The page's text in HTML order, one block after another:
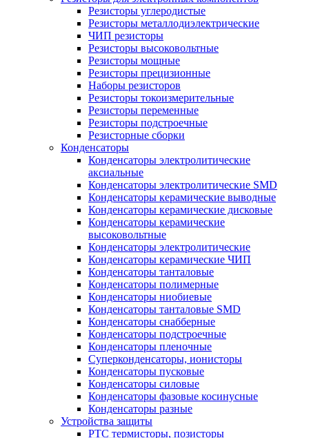
Резисторы углеродистые
Резисторы металлодиэлектрические
ЧИП резисторы
Резисторы высоковольтные
Резисторы мощные
Резисторы прецизионные
Наборы резисторов
Резисторы токоизмерительные
Резисторы переменные
Резисторы подстроечные
Резисторные сборки
Конденсаторы
Конденсаторы электролитические
аксиальные
Конденсаторы электролитические SMD
Конденсаторы керамические выводные
Конденсаторы керамические дисковые
Конденсаторы керамические
высоковольтные
Конденсаторы электролитические
Конденсаторы керамические ЧИП
Конденсаторы танталовые
Конденсаторы полимерные
Конденсаторы ниобиевые
Конденсаторы танталовые SMD
Конденсаторы снабберные
Конденсаторы подстроечные
Конденсаторы пленочные
Суперконденсаторы, ионисторы
Конденсаторы пусковые
Конденсаторы силовые
Конденсаторы фазовые косинусные
Конденсаторы разные
Устройства защиты
PTC термисторы, позисторы